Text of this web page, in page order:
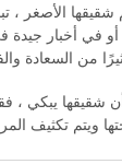
الأصغر ،
أخبار جيدة في
من السعادة
أن شقيقها يبكي ،
ويتم تكثيف